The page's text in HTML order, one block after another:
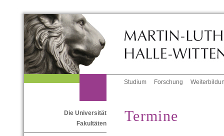
Studium Forschung
Die Universität
Fakultäten
Termine